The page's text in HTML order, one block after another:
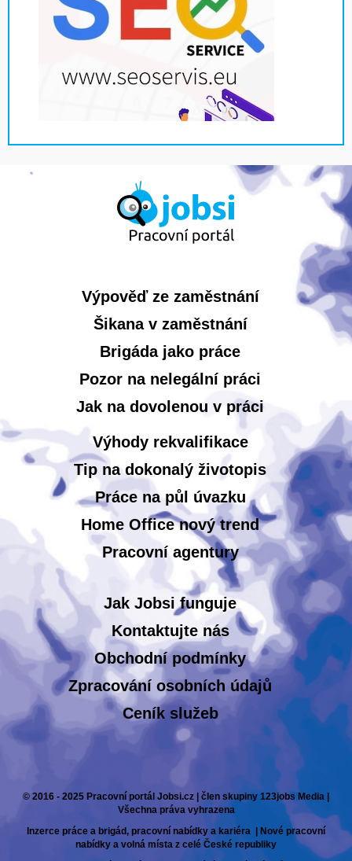
Výpověď ze zaměstnání
Šikana v zaměstnání
Brigáda jako práce
Pozor na nelegální práci
Jak na dovolenou v práci
Výhody rekvalifikace
Tip na dokonalý životopis
Práce na půl úvazku
Home Office nový trend
Pracovní agentury
Jak Jobsi funguje
Kontaktujte nás
Obchodní podmínky
Zpracování osobních údajů
Ceník služeb
© 2016 - 2025 Pracovní portál Jobsi.cz | člen skupiny 123jobs Media |
Všechna práva vyhrazena
Inzerce práce a brigád, pracovní nabídky a kariéra | Nové pracovní
nabídky a volná místa z celé České republiky